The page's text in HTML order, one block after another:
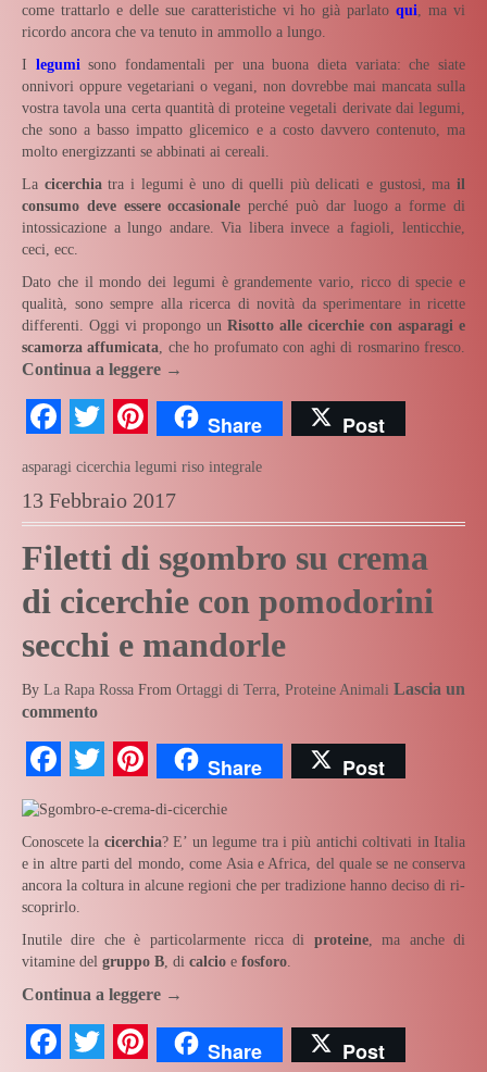
come trattarlo e delle sue caratteristiche vi ho già parlatoqui , ma vi
ricordo ancora che va tenuto in ammollo a lungo.
I legumi sono fondamentali per una buona dieta variata: che siate
onnivori oppure vegetariani o vegani, non dovrebbe mai mancata sulla
vostra tavola una certa quantità di proteine vegetali derivate dai legumi,
che sono a basso impatto glicemico e a costo davvero contenuto, ma
molto energizzanti se abbinati ai cereali.
La cicerchia tra i legumi è uno di quelli più delicati e gustosi, mail
consumo deve essere occasionale perché può dar luogo a forme di
intossicazione a lungo andare. Via libera invece a fagioli, lenticchie,
ceci, ecc.
Dato che il mondo dei legumi è grandemente vario, ricco di specie e
qualità, sono sempre alla ricerca di novità da sperimentare in ricette
differenti. Oggi vi propongo un Risotto alle cicerchie con asparagi e
scamorza affumicata , che ho profumato con aghi di rosmarino fresco.
Continua a leggere →
Facebook
TwitterPinterest
Share Post
asparagi cicerchia legumi riso integrale
13 Febbraio 2017
Filetti di sgombro su crema
di cicerchie con pomodorini
secchi e mandorle
By La Rapa Rossa From Ortaggi di Terra Proteine Animali Lascia un
commento
Facebook
TwitterPinterest
Share Post
Conoscete la cicerchia? E’ un legume tra i più antichi coltivati in Italia
e in altre parti del mondo, come Asia e Africa, del quale se ne conserva
ancora la coltura in alcune regioni che per tradizione hanno deciso di ri-
scoprirlo.
Inutile dire che è particolarmente ricca di proteine, ma anche di
vitamine del gruppo B, di calcio e fosforo.
Continua a leggere →
Facebook
TwitterPinterest
Share Post